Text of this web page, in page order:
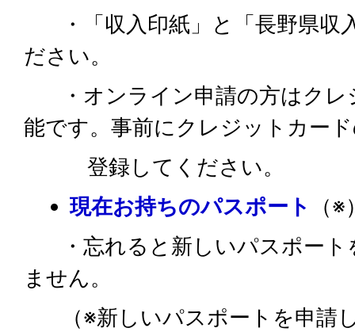
・「収入印紙」と「長野県収
ださい。
・オンライン申請の方はクレ
能です。事前にクレジットカー
登録してください。
現在お持ちのパスポート
（※
・忘れると新しいパスポート
ません。
（※新しいパスポートを申請